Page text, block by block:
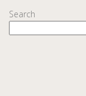
Search